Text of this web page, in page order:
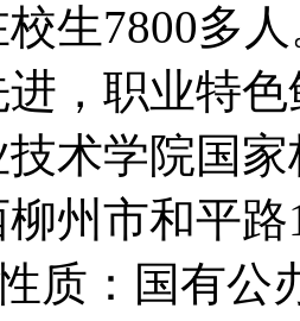
生7800多
进，职业特
技术学院国
柳州市和平
质：国有